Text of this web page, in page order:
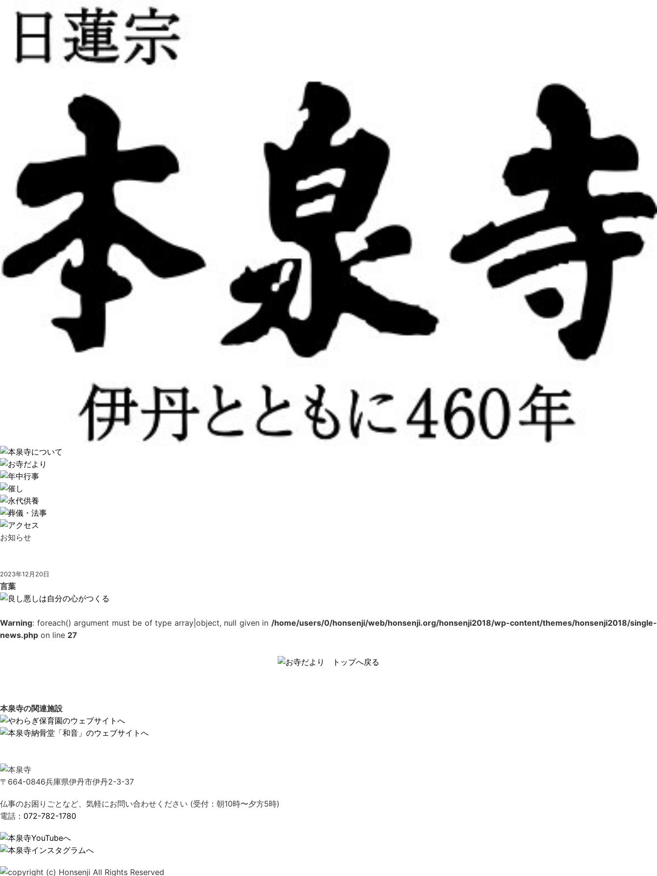
お知らせ
2023年12月20日
言葉
Warning: foreach() argument must be of type array|object, null given in /home/users/0/honsenji/web/honsenji.org/honsenji2018/wp-content/themes/honsenji2018/single-
news.php on line 27
本泉寺の関連施設
〒664-0846兵庫県伊丹市伊丹2-3-37
仏事のお困りごとなど、気軽にお問い合わせください (受付：朝10時〜夕方5時)
電話： 072-782-1780